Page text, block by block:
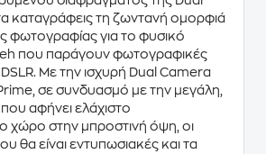
καταγράφεις τη ζωντανή ομορφιά
φωτογραφίας για το φυσικό
που παράγουν φωτογραφικές
. Με την ισχυρή Dual Camera
, σε συνδυασμό με την μεγάλη,
που αφήνει ελάχιστο
χώρο στην μπροστινή όψη, οι
θα είναι εντυπωσιακές και τα